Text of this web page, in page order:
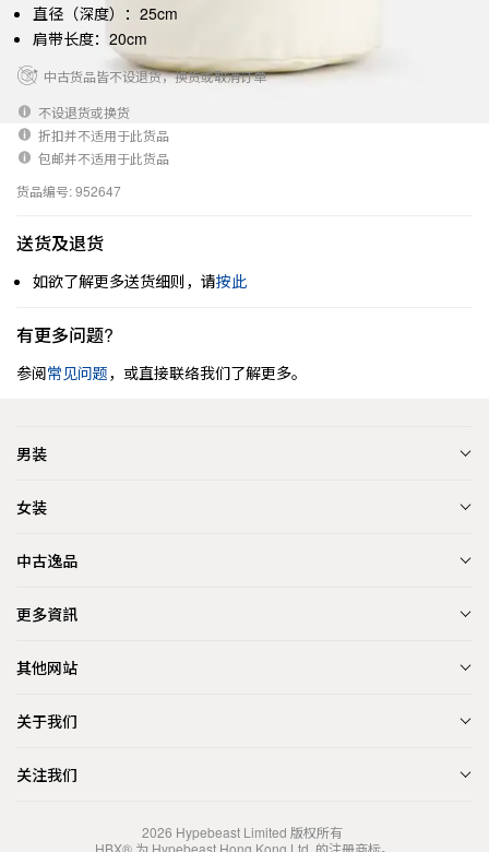
直径（深度）：25cm
肩带长度：20cm
中古货品皆不设退货，换货或取消订单
不设退货或换货
折扣并不适用于此货品
包邮并不适用于此货品
货品编号: 952647
送货及退货
如欲了解更多送货细则，请按此
有更多问题?
参阅常见问题，或直接联络我们了解更多。
男装
女装
中古逸品
更多資訊
其他网站
关于我们
关注我们
2026 Hypebeast Limited 版权所有
HBX® 为 Hypebeast Hong Kong Ltd. 的注册商标。